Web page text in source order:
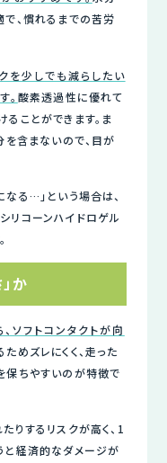
、慣れるまでの苦労
を少しでも減らしたい
。 酸素透過性に優れて
ことができます。ま
を含まないので、目が
る…」という場合は、
リコーンハイドロゲル
か
ソフトコンタクトが向
めズレにくく、走った
保ちやすいのが特徴で
りするリスクが高く、1
と経済的なダメージが